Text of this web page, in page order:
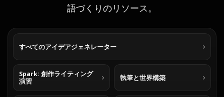
語づくりのリソース。
すべてのアイデアジェネレーター
Spark: 創作ライティング
演習
執筆と世界構築